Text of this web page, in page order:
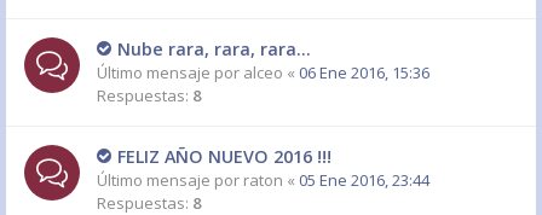
Nube rara, rara, rara...
Último mensaje por alceo « 06 Ene 2016, 15:36
Respuestas: 8
FELIZ AÑO NUEVO 2016 !!!
Último mensaje por raton « 05 Ene 2016, 23:44
Respuestas: 8